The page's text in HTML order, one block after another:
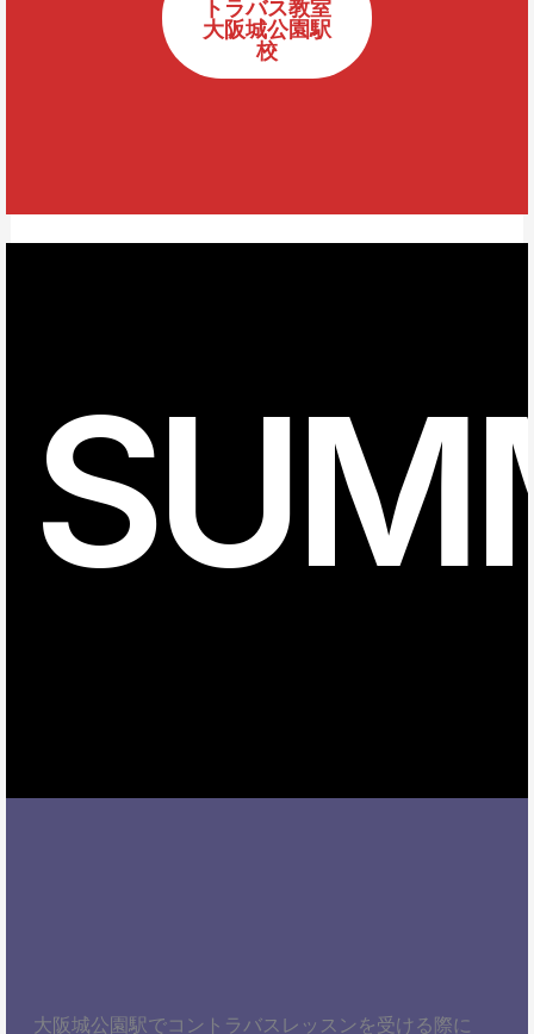
トラバス教室
大阪城公園駅
校
大阪城公園駅でコントラバスレッスンを受ける際に